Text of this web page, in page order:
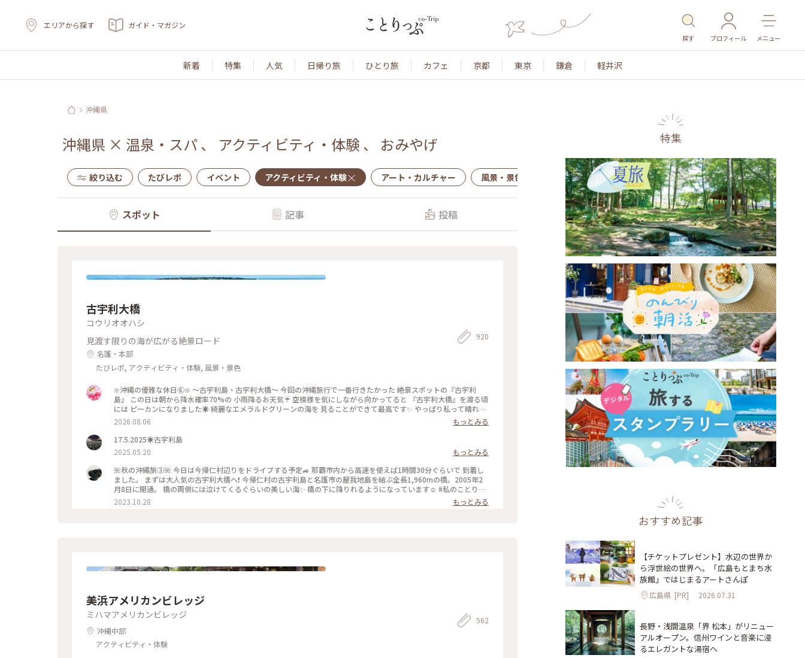
エリアから探す ガイド・マガジン
探す プロフィール メニュー
新着 特集 人気 日帰り旅 ひとり旅 カフェ 京都 東京 鎌倉 軽井沢
沖縄県
沖縄県 × 温泉・スパ 、 アクティビティ・体験 、 おみやげ
絞り込む たびレポ イベント アクティビティ・体験 アート・カルチャー 風景・景色 名所・旧跡 温泉・スパ その他施設 ごはん
スポット 記事 投稿
古宇利大橋
コウリオオハシ
見渡す限りの海が広がる絶景ロード
名護・本部
たびレポ, アクティビティ・体験, 風景・景色
920
❇️沖縄の優雅な休日⑥❇️ 〜古宇利島・古宇利大橋〜 今回の沖縄旅行で一番行きたかった 絶景スポットの『古宇利
島』 この日は朝から降水確率70%の 小雨降るお天気☔ 空模様を気にしながら向かってると 『古宇利大橋』を渡る頃
には ピーカンになりました☀️ 綺麗なエメラルドグリーンの海を 見ることができて最高です✨ やっぱり私って晴れ女
だわ(笑) #ひみつの絶景 #沖縄めぐり #古宇利島 #古宇利大橋 #エメラルドグリーンの海
2026.08.06
もっとみる
17.5.2025☀️古宇利島
2025.05.20
もっとみる
🌺秋の沖縄旅➂🌺 今日は今帰仁村辺りをドライブする予定🚙 那覇市内から高速を使えば1時間30分ぐらいで 到着し
ました。 まずは大人気の古宇利大橋へ❗ 今帰仁村の古宇利島と名護市の屋我地島を結ぶ全長1,960mの橋。2005年2
月8日に開通。 橋の両側には泣けてくるぐらいの美しい海✨ 橋の下に降りれるようになっています☺️ #私のことりっ
ぷ旅 #秋さんぽ #沖縄 #今帰仁村 #古宇利大橋
2023.10.28 もっとみる
美浜アメリカンビレッジ
ミハマアメリカンビレッジ
沖縄中部
アクティビティ・体験
562
特集
おすすめ記事
【チケットプレゼント】水辺の世界か
ら浮世絵の世界へ。「広島もとまち水
族館」ではじまるアートさんぽ
広島県 [PR] 2026.07.31
長野・浅間温泉「界 松本」がリニュー
アルオープン。信州ワインと音楽に浸
るエレガントな湯宿へ